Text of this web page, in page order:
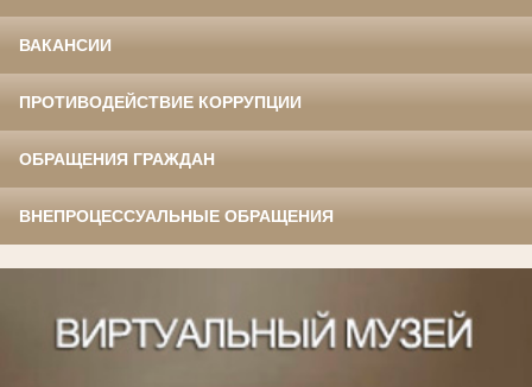
ВАКАНСИИ
ПРОТИВОДЕЙСТВИЕ КОРРУПЦИИ
ОБРАЩЕНИЯ ГРАЖДАН
ВНЕПРОЦЕССУАЛЬНЫЕ ОБРАЩЕНИЯ